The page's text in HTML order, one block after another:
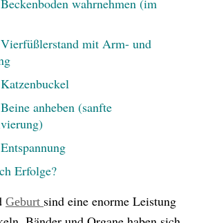
mit Arm- und
anheben (sanfte
Erfolge?
Geburt sind eine enorme Leistung